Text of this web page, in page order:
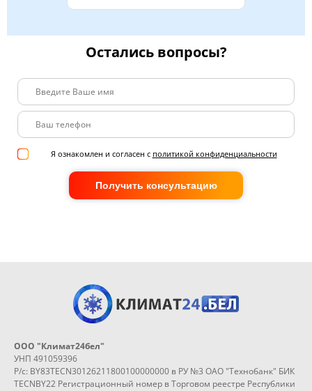
Остались вопросы?
Я ознакомлен и согласен с политикой конфиденциальности
Получить консультацию
ООО "Климат24бел"
УНП 491059396
Р/с: BY83TECN30126211800100000000 в РУ №3 ОАО "Технобанк" БИК
TECNBY22 Регистрационный номер в Торговом реестре Республики